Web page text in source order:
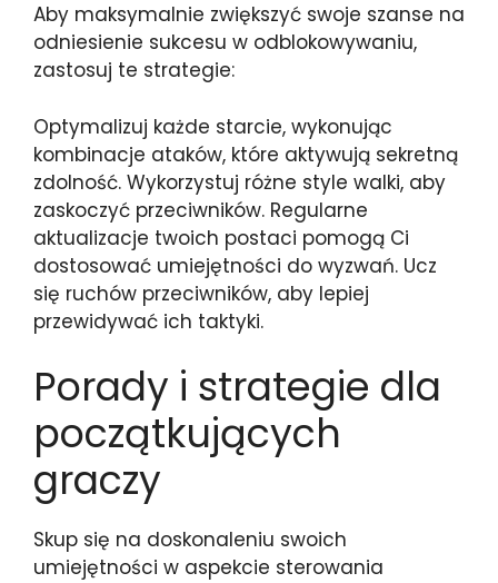
Aby maksymalnie zwiększyć swoje szanse na
odniesienie sukcesu w odblokowywaniu,
zastosuj te strategie:
Optymalizuj każde starcie, wykonując
kombinacje ataków, które aktywują sekretną
zdolność. Wykorzystuj różne style walki, aby
zaskoczyć przeciwników. Regularne
aktualizacje twoich postaci pomogą Ci
dostosować umiejętności do wyzwań. Ucz
się ruchów przeciwników, aby lepiej
przewidywać ich taktyki.
Porady i strategie dla
początkujących
graczy
Skup się na doskonaleniu swoich
umiejętności w aspekcie sterowania